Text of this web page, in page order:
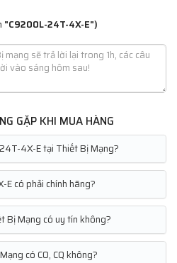
"C9200L-24T-4X-E")
GẶP KHI MUA HÀNG
4X-E tại Thiết Bị Mạng?
có phải chính hãng?
Mạng có uy tín không?
có CO, CQ không?